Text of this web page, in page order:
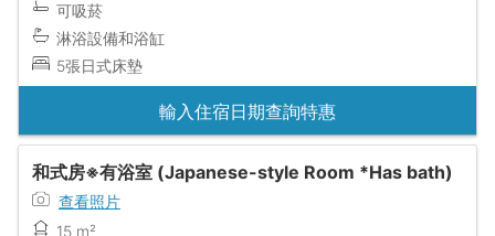
可吸菸
淋浴設備和浴缸
5張日式床墊
輸入住宿日期查詢特惠
和式房※有浴室 (Japanese-style Room *Has bath)
查看照片
15 m²